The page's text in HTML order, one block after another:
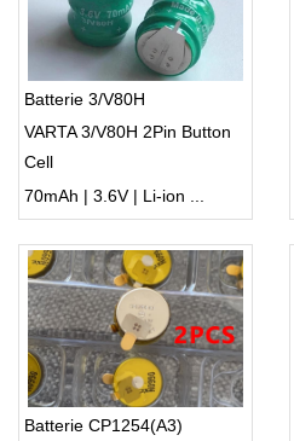
Batterie 3/V80H
VARTA 3/V80H 2Pin Button
Cell
70mAh | 3.6V | Li-ion ...
Batterie CP1254(A3)